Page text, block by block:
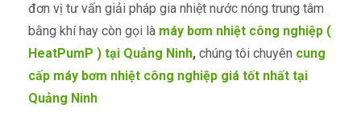
đơn vị tư vấn giải pháp gia nhiệt nước nóng trung tâm
bằng khí hay còn gọi là máy bơm nhiệt công nghiệp (
HeatPumP ) tại Quảng Ninh, chúng tôi chuyên cung
cấp máy bơm nhiệt công nghiệp​ giá tốt nhất tại
Quảng Ninh